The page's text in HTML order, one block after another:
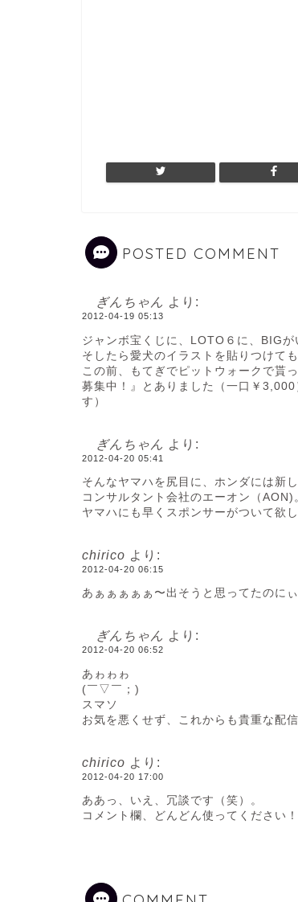
POSTED COMMENT
ぎんちゃん より:
2012-04-19 05:13
ジャンボ宝くじに、LOTO６に、BIG
そしたら愛犬のイラストを貼りつけて
この前、もてぎでピットウォークで貰
募集中！』とありました（一口￥
す）
ぎんちゃん より:
2012-04-20 05:41
そんなヤマハを尻目に、ホンダには新
コンサルタント会社のエーオン（
ヤマハにも早くスポンサーがついて欲し
chirico より:
2012-04-20 06:15
あぁぁぁぁぁ〜出そうと思ってたの
ぎんちゃん より:
2012-04-20 06:52
あゎゎゎ
(￣▽￣；)
スマソ
お気を悪くせず、これからも貴重な配
chirico より:
2012-04-20 17:00
ああっ、いえ、冗談です（笑）。
コメント欄、どんどん使ってください